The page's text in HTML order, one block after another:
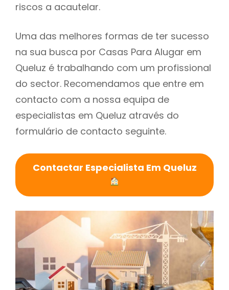
riscos a acautelar.
Uma das melhores formas de ter sucesso
na sua busca por Casas Para Alugar em
Queluz é trabalhando com um profissional
do sector. Recomendamos que entre em
contacto com a nossa equipa de
especialistas em Queluz através do
formulário de contacto seguinte.
Contactar Especialista Em Queluz